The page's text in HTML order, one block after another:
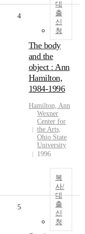
대
출
신
청
4
The body
and the
object : Ann
Hamilton,
1984-1996
Hamilton, Ann
Wexner
Center for
the Arts,
Ohio State
University
1996
복
사/
대
출
신
청
5